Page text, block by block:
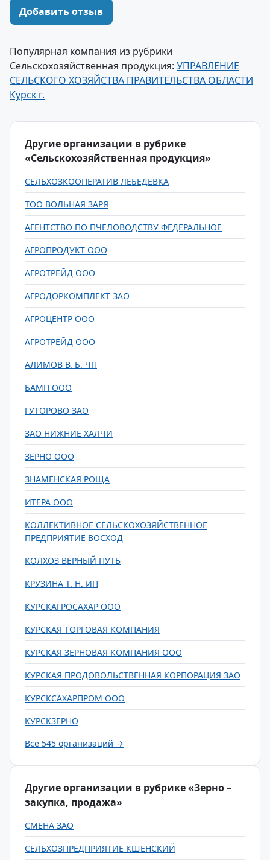
Добавить отзыв
Популярная компания из рубрики
Сельскохозяйственная продукция: УПРАВЛЕНИЕ
СЕЛЬСКОГО ХОЗЯЙСТВА ПРАВИТЕЛЬСТВА ОБЛАСТИ
Курск г.
Другие организации в рубрике
«Сельскохозяйственная продукция»
СЕЛЬХОЗКООПЕРАТИВ ЛЕБЕДЕВКА
ТОО ВОЛЬНАЯ ЗАРЯ
АГЕНТСТВО ПО ПЧЕЛОВОДСТВУ ФЕДЕРАЛЬНОЕ
АГРОПРОДУКТ ООО
АГРОТРЕЙД ООО
АГРОДОРКОМПЛЕКТ ЗАО
АГРОЦЕНТР ООО
АГРОТРЕЙД ООО
АЛИМОВ В. Б. ЧП
БАМП ООО
ГУТОРОВО ЗАО
ЗАО НИЖНИЕ ХАЛЧИ
ЗЕРНО ООО
ЗНАМЕНСКАЯ РОЩА
ИТЕРА ООО
КОЛЛЕКТИВНОЕ СЕЛЬСКОХОЗЯЙСТВЕННОЕ
ПРЕДПРИЯТИЕ ВОСХОД
КОЛХОЗ ВЕРНЫЙ ПУТЬ
КРУЗИНА Т. Н. ИП
КУРСКАГРОСАХАР ООО
КУРСКАЯ ТОРГОВАЯ КОМПАНИЯ
КУРСКАЯ ЗЕРНОВАЯ КОМПАНИЯ ООО
КУРСКАЯ ПРОДОВОЛЬСТВЕННАЯ КОРПОРАЦИЯ ЗАО
КУРСКСАХАРПРОМ ООО
КУРСКЗЕРНО
Все 545 организаций →
Другие организации в рубрике «Зерно –
закупка, продажа»
СМЕНА ЗАО
СЕЛЬХОЗПРЕДПРИЯТИЕ КШЕНСКИЙ